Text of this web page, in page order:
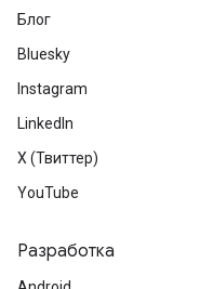
Блог
Bluesky
Instagram
LinkedIn
X (Твиттер)
YouTube
Разработка